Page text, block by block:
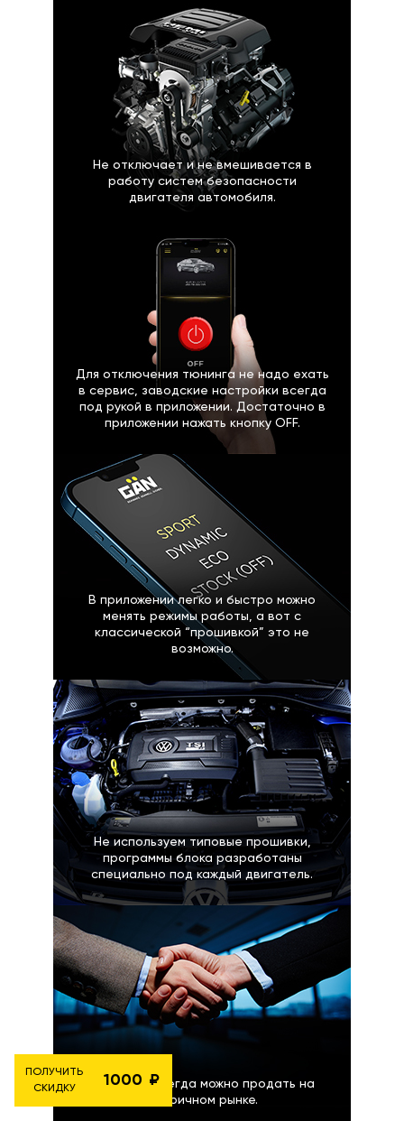
Не отключает и не вмешивается в
работу систем безопасности
двигателя автомобиля.
Для отключения тюнинга не надо ехать
в сервис, заводские настройки всегда
под рукой в приложении. Достаточно в
приложении нажать кнопку OFF.
В приложении легко и быстро можно
менять режимы работы, а вот с
классической “прошивкой” это не
возможно.
Не используем типовые прошивки,
программы блока разработаны
специально под каждый двигатель.
Блок GAN всегда можно продать на
вторичном рынке.
ПОЛУЧИТЬ
СКИДКУ
1000